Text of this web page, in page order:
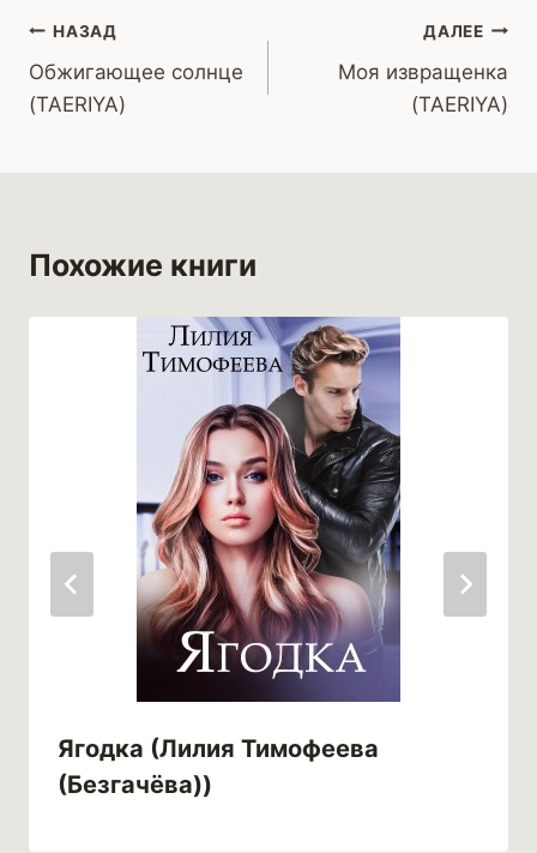
Навигация
по
записям
НАЗАД
Обжигающее солнце
(TAERIYA)
ДАЛЕЕ
Моя извращенка
(TAERIYA)
Похожие книги
Ягодка (Лилия Тимофеева
(Безгачёва))